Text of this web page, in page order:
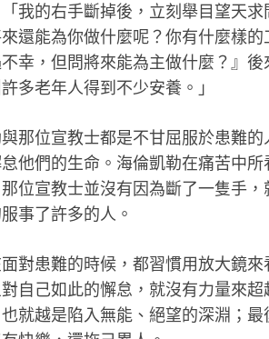
「我的右手斷掉後，立刻舉目望天
還能為你做什麼呢？你有什麼樣
幸，但問將來能為主做什麼？』
多老年人得到不少安養。」
那位宣教士都是不甘屈服於患難
他們的生命。海倫凱勒在痛苦中
位宣教士並沒有因為斷了一隻手
事了許多的人。
對患難的時候，都習慣用放大鏡
自己如此的懈怠，就沒有力量來
就越是陷入無能、絕望的深淵；